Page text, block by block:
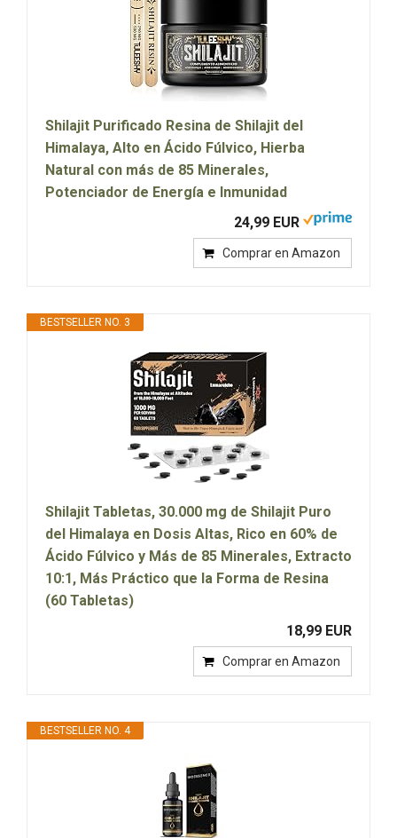
Shilajit Purificado Resina de Shilajit del
Himalaya, Alto en Ácido Fúlvico, Hierba
Natural con más de 85 Minerales,
Potenciador de Energía e Inmunidad
24,99 EUR
Comprar en Amazon
BESTSELLER NO. 3
Shilajit Tabletas, 30.000 mg de Shilajit Puro
del Himalaya en Dosis Altas, Rico en 60% de
Ácido Fúlvico y Más de 85 Minerales, Extracto
10:1, Más Práctico que la Forma de Resina
(60 Tabletas)
18,99 EUR
Comprar en Amazon
BESTSELLER NO. 4